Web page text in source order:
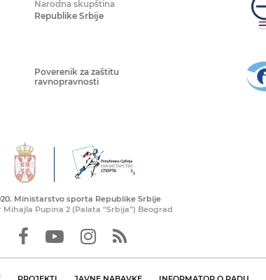
Narodna skupština
Republike Srbije
Poverenik za zaštitu
ravnopravnosti
Ministarstvo sporta Republike Srbije
Mihajla Pupina 2 (Palata “Srbija”) Beograd